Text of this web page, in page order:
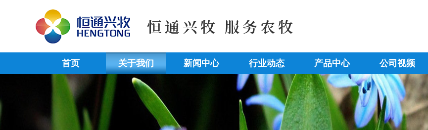
首页 关于我们 新闻中心 行业动态 产品中心 公司视频